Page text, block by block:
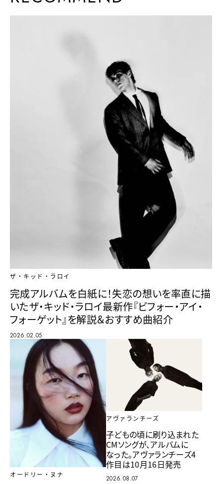
ザ・キッド・ラロイ
完成アルバムを白紙に！失恋の想いを率直に描
いたザ・キッド・ラロイ最新作『ビフォー・アイ・
フォーゲット』を解説＆おすすめ曲紹介
2026.02.05
オードリー・ヌナ
アヴァランチーズ
子どもの頃に刷り込まれた
CMソングが、アルバムに
なった。アヴァランチーズ4
作目は10月16日発売
2026.08.07